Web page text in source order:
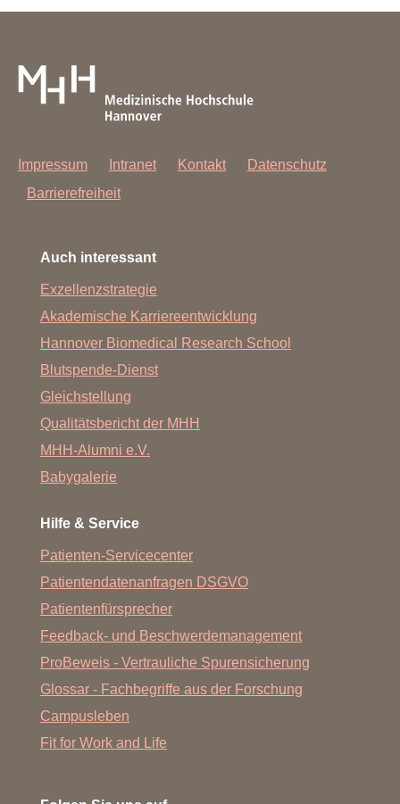
Impressum Intranet Kontakt
Datenschutz
Barrierefreiheit
Auch interessant
Exzellenzstrategie
Akademische Karriereentwicklung
Hannover Biomedical Research School
Blutspende-Dienst
Gleichstellung
Qualitätsbericht der MHH
MHH-Alumni e.V.
Babygalerie
Hilfe & Service
Patienten-Servicecenter
Patientendatenanfragen DSGVO
Patientenfürsprecher
Feedback- und Beschwerdemanagement
ProBeweis - Vertrauliche Spurensicherung
Glossar - Fachbegriffe aus der Forschung
Campusleben
Fit for Work and Life